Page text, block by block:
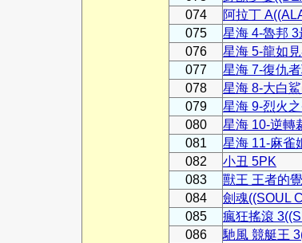
074
阿拉丁
075
星海 4-魯邦
076
星海 5-龍如
077
星海 7-復仇
078
星海 8-大白
079
星海 9-烈火
080
星海 10-逆轉
081
星海 11-麻雀
082
小丑 5PK
083
獸王 王者的
084
劍魂((SOUL
085
瘋狂搖滾
086
馳風 競艇王